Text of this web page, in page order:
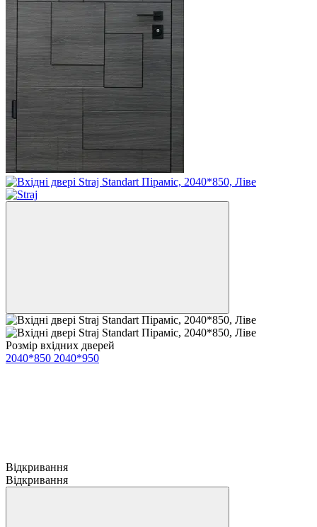
Розмір вхідних дверей
2040*850 2040*950
Відкривання
Відкривання